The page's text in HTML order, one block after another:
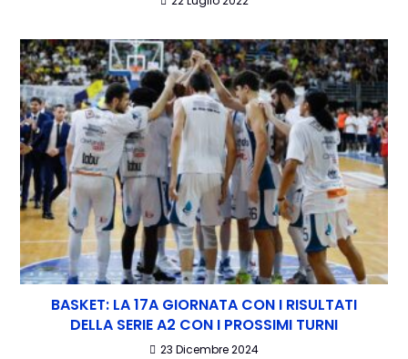
BASKET: LA 17A GIORNATA CON I RISULTATI
DELLA SERIE A2 CON I PROSSIMI TURNI
23 Dicembre 2024